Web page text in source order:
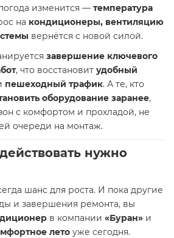
изменится — температура
на кондиционеры, вентиляцию
вернётся с новой силой.
завершение ключевого
, что восстановит удобный
пешеходный трафик. А те, кто
оборудование заранее,
с комфортом и прохладой, не
очереди на монтаж.
нужно
шанс для роста. И пока другие
и завершения ремонта, вы
в компании «Буран» и
лето уже сегодня.